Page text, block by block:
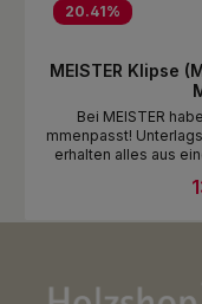
20.41%
MEISTER Klipse
Bei MEISTER
mmenpasst!
erhalten alles aus
vor allem lange